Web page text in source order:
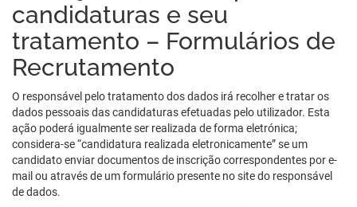
candidaturas e seu
tratamento – Formulários de
Recrutamento
O responsável pelo tratamento dos dados irá recolher e tratar os
dados pessoais das candidaturas efetuadas pelo utilizador. Esta
ação poderá igualmente ser realizada de forma eletrónica;
considera-se “candidatura realizada eletronicamente” se um
candidato enviar documentos de inscrição correspondentes por e-
mail ou através de um formulário presente no site do responsável
de dados.